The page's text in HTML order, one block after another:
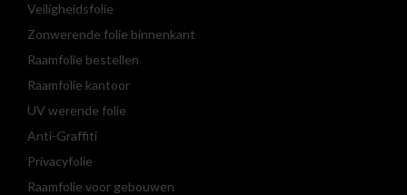
Veiligheidsfolie
Zonwerende folie binnenkant
Raamfolie bestellen
Raamfolie kantoor
UV werende folie
Anti-Graffiti
Privacyfolie
Raamfolie voor gebouwen